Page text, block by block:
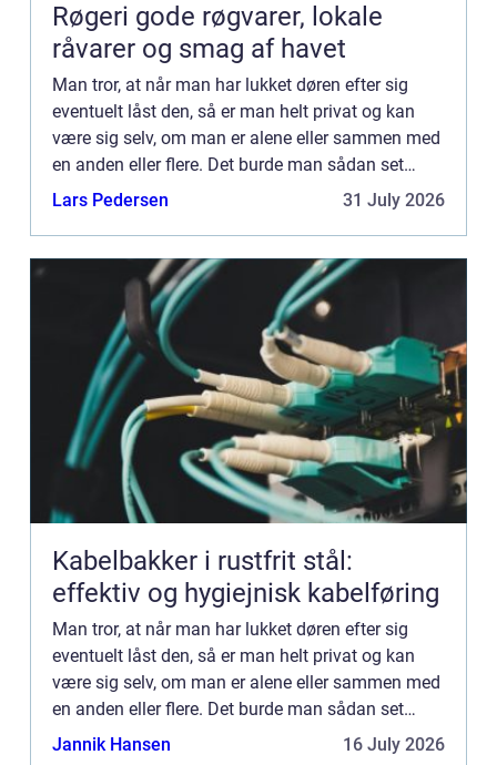
Røgeri gode røgvarer, lokale
råvarer og smag af havet
Man tror, at når man har lukket døren efter sig
eventuelt låst den, så er man helt privat og kan
være sig selv, om man er alene eller sammen med
en anden eller flere. Det burde man sådan set
også være, for det er jo almindelig kutyme, at når
Lars Pedersen 31 July 2026
Kabelbakker i rustfrit stål:
effektiv og hygiejnisk kabelføring
Man tror, at når man har lukket døren efter sig
eventuelt låst den, så er man helt privat og kan
være sig selv, om man er alene eller sammen med
en anden eller flere. Det burde man sådan set
også være, for det er jo almindelig kutyme, at når
Jannik Hansen 16 July 2026